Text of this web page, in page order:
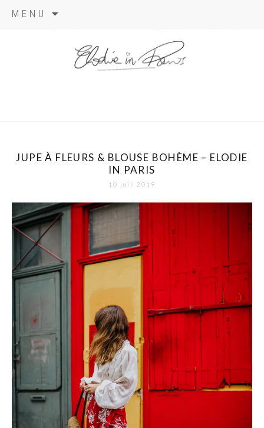
MENU
JUPE À FLEURS & BLOUSE BOHÈME – ELODIE
IN PARIS
10 juin 2019